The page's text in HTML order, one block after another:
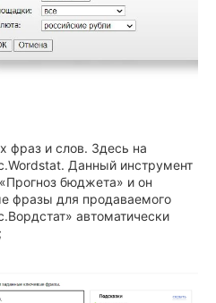
фраз и слов. Здесь на
Данный инструмент
бюджета» и он
фразы для продаваемого
автоматически